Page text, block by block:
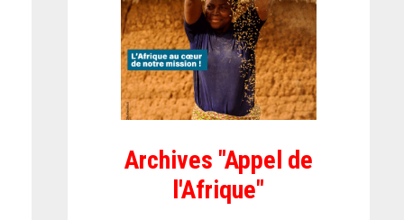
Archives "Appel de
l'Afrique"